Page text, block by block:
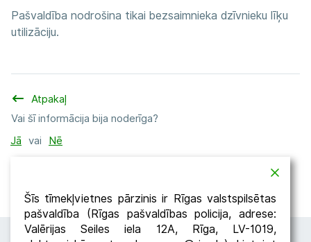
Pašvaldība nodrošina tikai bezsaimnieka dzīvnieku līķu
utilizāciju.
Atpakaļ
Vai šī informācija bija noderīga?
Jā
vai Nē
Šīs tīmekļvietnes pārzinis ir Rīgas valstspilsētas
pašvaldība (Rīgas pašvaldības policija, adrese:
Valērijas Seiles iela 12A, Rīga, LV-1019,